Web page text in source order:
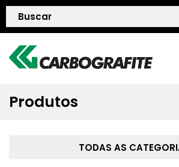
QUEM SOMOS
Produtos
TODAS AS